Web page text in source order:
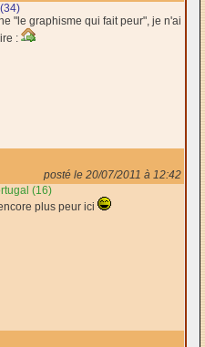
(34)
"le graphisme qui fait peur", je n'ai
:
posté le 20/07/2011 à 12:42
(16)
plus peur ici